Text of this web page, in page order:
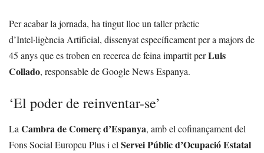
Per acabar la jornada, ha tingut lloc un taller pràctic
d’Intel·ligència Artificial, dissenyat específicament per a majors de
45 anys que es troben en recerca de feina impartit perLuis
Collado, responsable de Google News Espanya.
‘El poder de reinventar-se’
La Cambra de Comerç d’Espanya, amb el cofinançament del
Fons Social Europeu Plus i el Servei Públic d’Ocupació Estatal